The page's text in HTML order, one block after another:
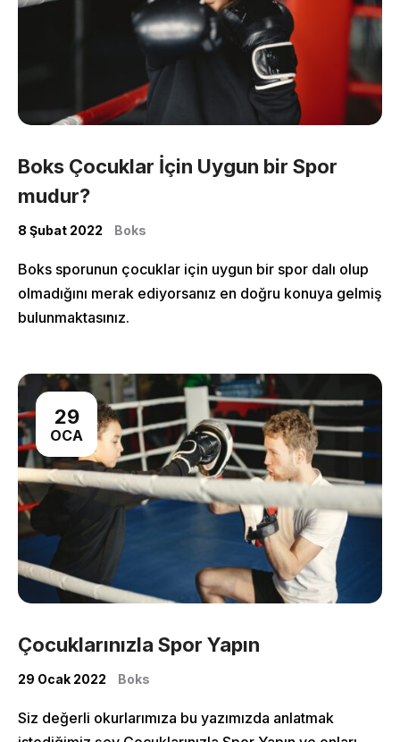
Boks Çocuklar İçin Uygun bir Spor
mudur?
8 Şubat 2022 Boks
Boks sporunun çocuklar için uygun bir spor dalı olup
olmadığını merak ediyorsanız en doğru konuya gelmiş
bulunmaktasınız.
29
OCA
Çocuklarınızla Spor Yapın
29 Ocak 2022 Boks
Siz değerli okurlarımıza bu yazımızda anlatmak
Home
Classes
More Pages